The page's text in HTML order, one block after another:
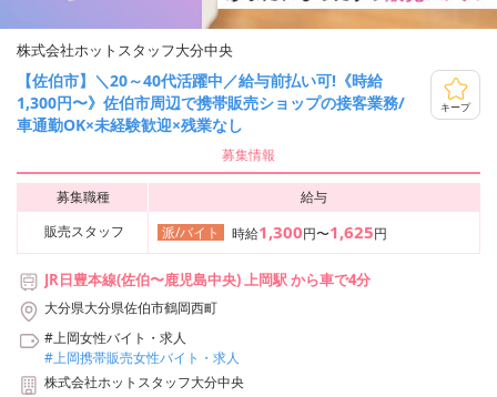
株式会社ホットスタッフ大分中央
【佐伯市】＼20～40代活躍中／給与前払い可!《時給
1,300円〜》佐伯市周辺で携帯販売ショップの接客業務/
車通勤OK×未経験歓迎×残業なし
キープ
募集情報
募集職種
給与
販売スタッフ
派/バイト 時給1,300円〜1,625円
JR日豊本線(佐伯〜鹿児島中央) 上岡駅 から車で4分
大分県大分県佐伯市鶴岡西町
#上岡女性バイト・求人
#上岡携帯販売女性バイト・求人
株式会社ホットスタッフ大分中央